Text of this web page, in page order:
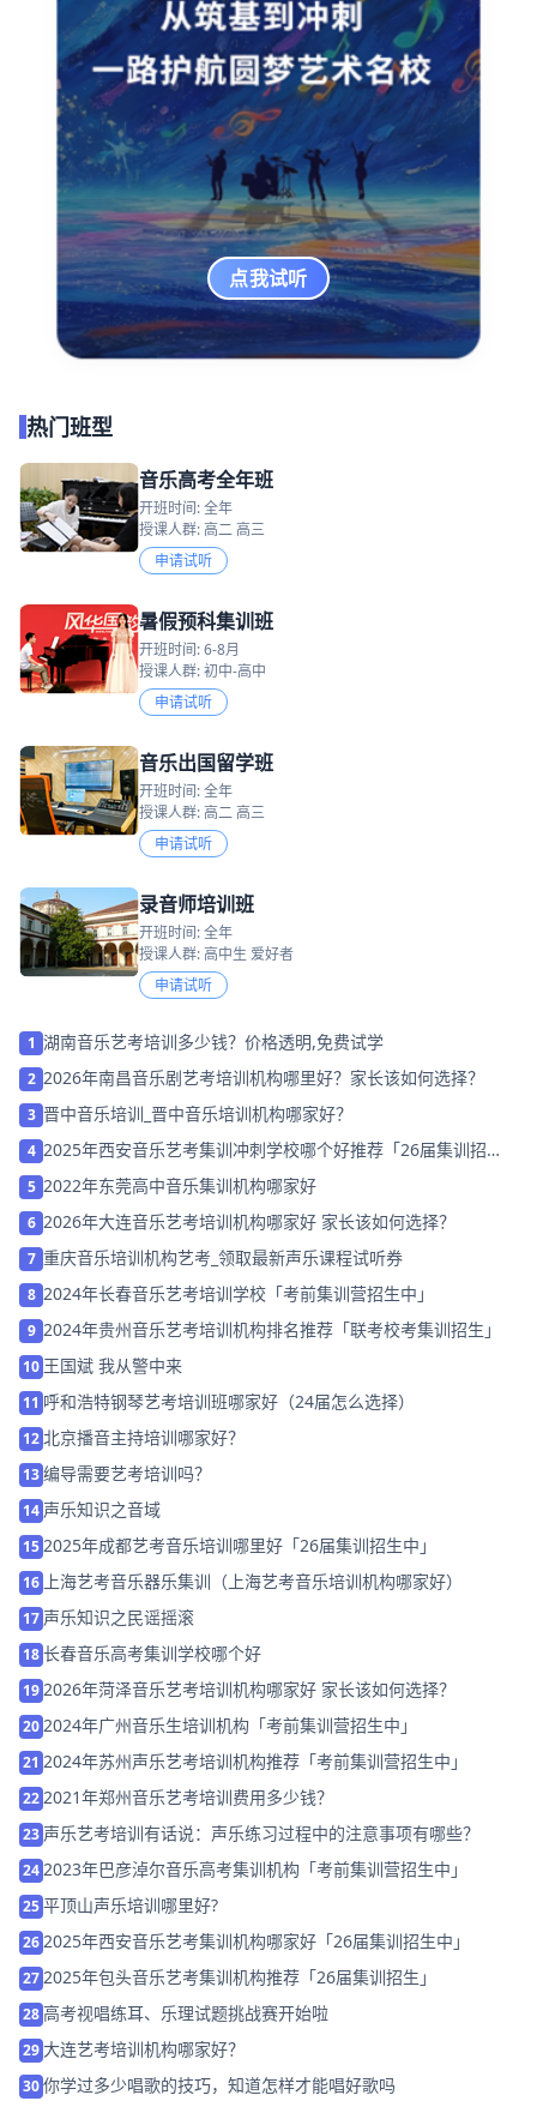
点我试听
热门班型
音乐高考全年班
开班时间: 全年
授课人群: 高二 高三
申请试听
暑假预科集训班
开班时间: 6-8月
授课人群: 初中-高中
申请试听
音乐出国留学班
开班时间: 全年
授课人群: 高二 高三
申请试听
录音师培训班
开班时间: 全年
授课人群: 高中生 爱好者
申请试听
1 湖南音乐艺考培训多少钱？价格透明,免费试学
2 2026年南昌音乐剧艺考培训机构哪里好？家长该如何选择？
3 晋中音乐培训_晋中音乐培训机构哪家好？
4 2025年西安音乐艺考集训冲刺学校哪个好推荐「26届集训招
生」
5 2022年东莞高中音乐集训机构哪家好
6 2026年大连音乐艺考培训机构哪家好 家长该如何选择？
7 重庆音乐培训机构艺考_领取最新声乐课程试听券
8 2024年长春音乐艺考培训学校「考前集训营招生中」
9 2024年贵州音乐艺考培训机构排名推荐「联考校考集训招生」
10 王国斌 我从警中来
11 呼和浩特钢琴艺考培训班哪家好（24届怎么选择）
12 北京播音主持培训哪家好？
13编导需要艺考培训吗？
14 声乐知识之音域
15 2025年成都艺考音乐培训哪里好「26届集训招生中」
16 上海艺考音乐器乐集训（上海艺考音乐培训机构哪家好）
17 声乐知识之民谣摇滚
18长春音乐高考集训学校哪个好
19 2026年菏泽音乐艺考培训机构哪家好 家长该如何选择？
20 2024年广州音乐生培训机构「考前集训营招生中」
21 2024年苏州声乐艺考培训机构推荐「考前集训营招生中」
22 2021年郑州音乐艺考培训费用多少钱？
23 声乐艺考培训有话说：声乐练习过程中的注意事项有哪些？
24 2023年巴彦淖尔音乐高考集训机构「考前集训营招生中」
25平顶山声乐培训哪里好?
26 2025年西安音乐艺考集训机构哪家好「26届集训招生中」
27 2025年包头音乐艺考集训机构推荐「26届集训招生」
28高考视唱练耳、乐理试题挑战赛开始啦
29大连艺考培训机构哪家好？
30你学过多少唱歌的技巧，知道怎样才能唱好歌吗